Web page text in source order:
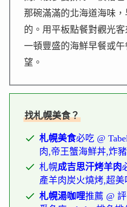
那碗滿滿的北海道海味
的。用平板點餐對觀光
一頓豐盛的海鮮早餐或
望。
找札幌美食？
札幌美食必吃 @
肉,帝王蟹海鮮丼,炸
札幌成吉思汗烤羊肉
產羊肉炭火燒烤,超美
札幌湯咖哩推薦 @